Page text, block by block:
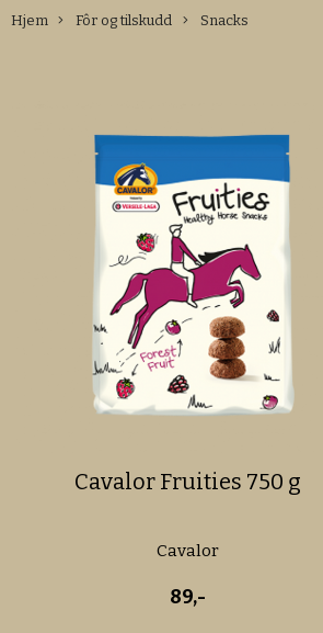
Hjem Fôr og tilskudd Snacks
Cavalor Fruities 750 g
Cavalor
89,-